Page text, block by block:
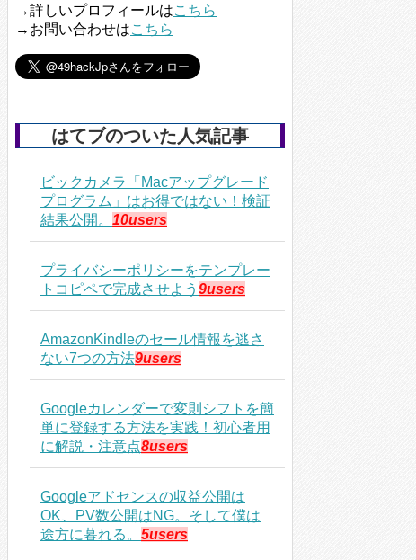
→詳しいプロフィールはこちら
→お問い合わせはこちら
はてブのついた人気記事
ビックカメラ「Macアップグレード
プログラム」はお得ではない！検証
結果公開。 10users
プライバシーポリシーをテンプレー
トコピペで完成させよう 9users
AmazonKindleのセール情報を逃さ
ない7つの方法9users
Googleカレンダーで変則シフトを簡
単に登録する方法を実践！初心者用
に解説・注意点8users
Googleアドセンスの収益公開は
OK、PV数公開はNG。そして僕は
途方に暮れる。 5users